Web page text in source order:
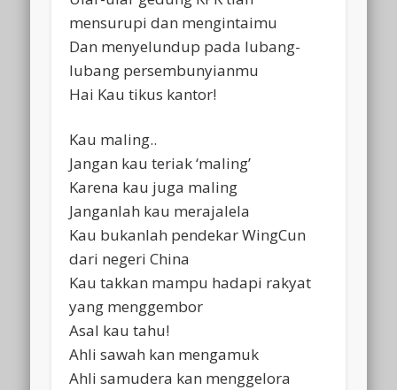
mensurupi dan mengintaimu
Dan menyelundup pada lubang-
lubang persembunyianmu
Hai Kau tikus kantor!
Kau maling..
Jangan kau teriak ‘maling’
Karena kau juga maling
Janganlah kau merajalela
Kau bukanlah pendekar WingCun
dari negeri China
Kau takkan mampu hadapi rakyat
yang menggembor
Asal kau tahu!
Ahli sawah kan mengamuk
Ahli samudera kan menggelora